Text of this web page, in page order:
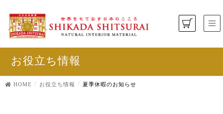
お役立ち情報
HOME お役立ち情報 夏季休暇のお知らせ